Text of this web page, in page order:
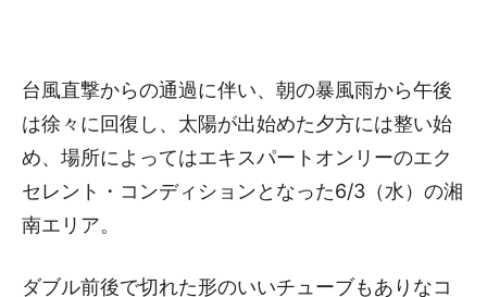
台風直撃からの通過に伴い、朝の暴風雨から午後
は徐々に回復し、太陽が出始めた夕方には整い始
め、場所によってはエキスパートオンリーのエク
セレント・コンディションとなった6/3（水）の湘
南エリア。
ダブル前後で切れた形のいいチューブもありなコ